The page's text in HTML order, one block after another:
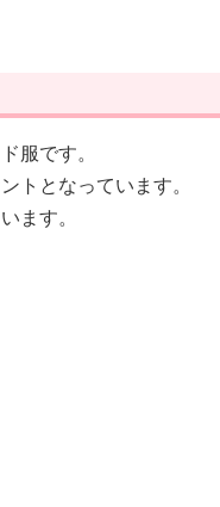
服です。
トとなっています。
ます。